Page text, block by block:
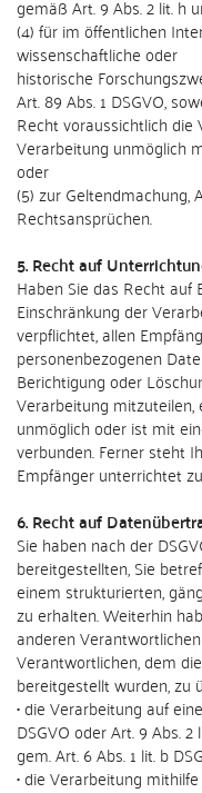
gemäß Art. 9 Abs. 2 lit. h
(4) für im öffentlichen
wissenschaftliche oder
historische
Art. 89 Abs. 1 DSGVO,
Recht voraussichtlich
Verarbeitung unmöglich
oder
(5) zur Geltendmachung,
Rechtsansprüchen.
5. Recht auf
Haben Sie das Recht auf
Einschränkung der
verpflichtet, allen
personenbezogenen
Berichtigung oder
Verarbeitung mitzuteilen,
unmöglich oder ist mit
verbunden. Ferner steht
Empfänger unterrichtet
6. Recht auf
Sie haben nach der
bereitgestellten, Sie
einem strukturierten,
zu erhalten. Weiterhin
anderen
Verantwortlichen, dem
bereitgestellt wurden, zu
• die Verarbeitung auf
DSGVO oder Art. 9 Abs.
gem. Art. 6 Abs. 1 lit. b
• die Verarbeitung